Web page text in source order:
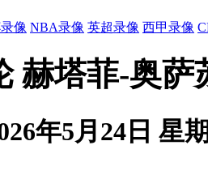
像 NBA录像 英超录像 西甲录像
赫塔菲-奥
年5月24日 星